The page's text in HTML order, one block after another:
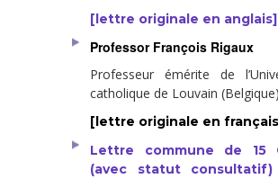
[lettre originale en anglais]
Professor François Rigaux
Professeur émérite de
catholique de Louvain (Belgique)
[lettre originale en
Lettre commune de 15
(avec statut consultatif)